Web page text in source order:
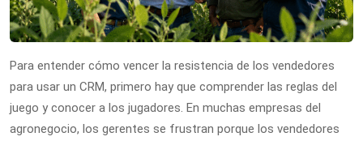
Para entender cómo vencer la resistencia de los vendedores
para usar un CRM, primero hay que comprender las reglas del
juego y conocer a los jugadores. En muchas empresas del
agronegocio, los gerentes se frustran porque los vendedores